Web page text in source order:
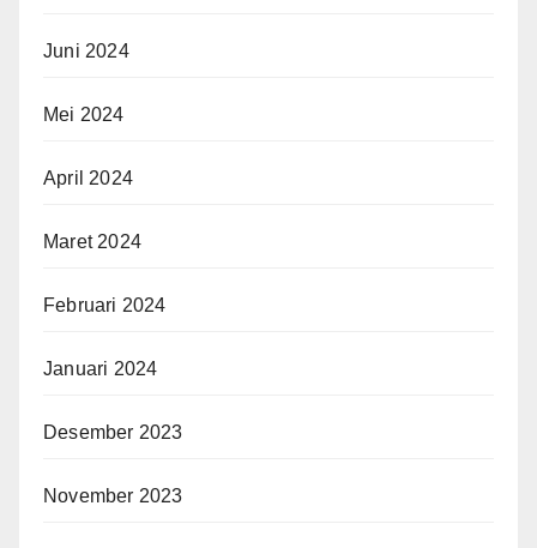
Juni 2024
Mei 2024
April 2024
Maret 2024
Februari 2024
Januari 2024
Desember 2023
November 2023